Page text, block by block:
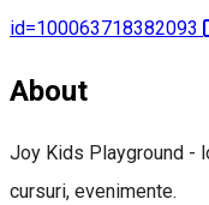
id=100063718382093
About
Joy Kids Playground -
cursuri, evenimente.